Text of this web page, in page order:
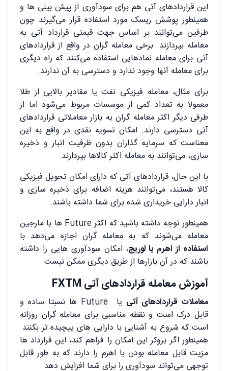
این قراردادهای آتی هم برای سودآوری از پیش ‌بینی‌ ها و
همینطور پوشش ریسک مورد استفاده قرار می‌گیرند چون
طرفین می‌توانند بر اساس جهت قیمتی قرارداد آتی به
معامله بپردازند. برخی معامله ‌گران در واقع از قراردادهای
آتی برای معامله‌ نمادهایی استفاده می‌کنند که راه دیگری
برای معامله‌ آنها وجود ندارد و دسترسی به آن ندارند.
برای مثال، معامله فیزیکی نفت یا مقادیر بالایی از طلا
معمولا به تعداد کمی از موسسات مربوط می‌شود اما از
طرفی دیگر اکثر معامله ‌گران به بازار معاملاتی قراردادهای
آتی دسترسی دارند. امکان تسویه نقدی در واقع به این
معناست که سرمایه‌ گذاران بدون ظرفیت انبار و ذخیره
‌سازی،‌ می‌توانند به معامله‌ اکثر کالاها بپردازند.
با این حال، قراردادهای آتی که دارای امکان تحویل فیزیکی
کالا هستند،‌ می‌توانند هزینه‌ اضافه‌ برای ذخیره ‌سازی و
انبار دارایی خریداری شده برای شما داشته باشند.
همینطور توجه داشته باشید که اکثر Future ها با مارجین
معامله می‌شوند که به معامله ‌گران اجازه می‌دهد با
استفاده از اهرم یا لوریج، امکان سودآوری ‌هایی را داشته
باشند که در آن بازارها از طریق دیگری ممکن نیست.
آموزش معامله‌ قراردادهای آتی FXTM
معاملات قراردادهای آتی
یا Future ها نسبتا ساده و
قابل درک است و نقطه‌ مناسبی برای معامله ‌گران روزانه
است که شروع به آشنایی با دارایی‌ های پیچیده‌ تر بکنند.
همینطور اگر بروکر این امکان را فراهم کند، این قرارداد ها
مزیت قابل معامله بودن با اهرم را دارند که به طور قابل
توجهی می‌تواند سودآوری را برای شما افزایش دهد.